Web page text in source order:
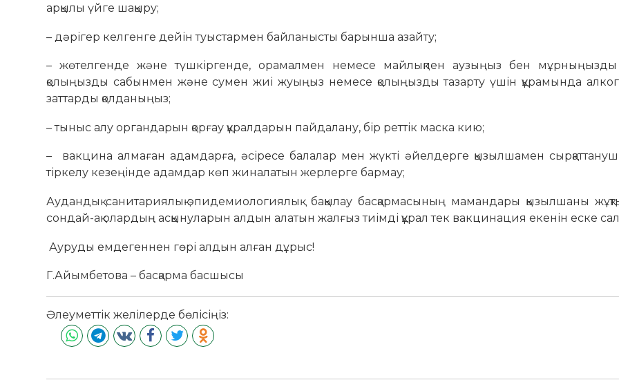
арқылы үйге шақыру;
– дәрігер келгенге дейін туыстармен байланысты барынша азайту;
– жөтелгенде және түшкіргенде, орамалмен немесе майлықпен аузыңыз бен
қолыңызды сабынмен және сумен жиі жуыңыз немесе қолыңызды тазарту үшін құрамында
заттарды қолданыңыз;
– тыныс алу органдарын қорғау құралдарын пайдалану, бір реттік маска кию;
– вакцина алмаған адамдарға, әсіресе балалар мен жүкті әйелдерге қызылшамен
тіркелу кезеңінде адамдар көп жиналатын жерлерге бармау;
Аудандық санитариялық-эпидемиологиялық бақылау басқармасының мамандары қызылшаны
сондай-ақ олардың асқынуларын алдын алатын жалғыз тиімді құрал тек вакцинация екенін еске
Ауруды емдегеннен гөрі алдын алған дұрыс!
Г.Айымбетова – басқарма басшысы
Әлеуметтік желілерде бөлісіңіз: